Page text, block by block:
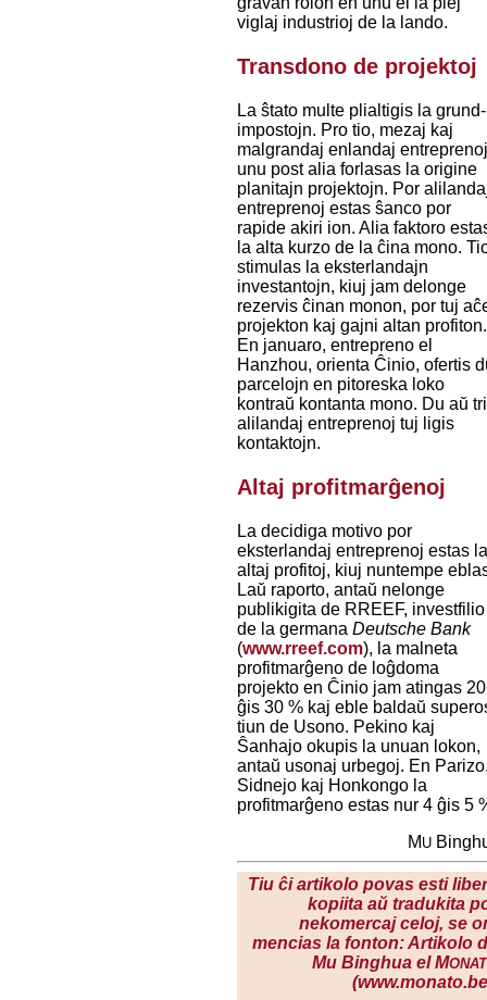
viglaj industrioj de la lando.
Transdono de projektoj
La ŝtato multe plialtigis la grund-
impostojn. Pro tio, mezaj kaj
malgrandaj enlandaj
unu post alia forlasas la origine
planitajn projektojn. Por
entreprenoj estas ŝanco por
rapide akiri ion. Alia faktoro
la alta kurzo de la ĉina mono.
stimulas la eksterlandajn
investantojn, kiuj jam delonge
rezervis ĉinan monon, por tuj
projekton kaj gajni altan profiton.
En januaro, entrepreno el
Hanzhou, orienta Ĉinio, ofertis
parcelojn en pitoreska loko
kontraŭ kontanta mono. Du aŭ tri
alilandaj entreprenoj tuj ligis
kontaktojn.
Altaj profitmarĝenoj
La decidiga motivo por
eksterlandaj entreprenoj estas
altaj profitoj, kiuj nuntempe
Laŭ raporto, antaŭ nelonge
publikigita de RREEF, investfilio
de la germanaDeutsche Bank
(www.rreef.com), la malneta
profitmarĝeno de loĝdoma
projekto en Ĉinio jam atingas 20
ĝis 30 % kaj eble baldaŭ
tiun de Usono. Pekino kaj
Ŝanhajo okupis la unuan lokon,
antaŭ usonaj urbegoj. En
Sidnejo kaj Honkongo la
profitmarĝeno estas nur 4 ĝis 5
M U
Tiu ĉi artikolo povas esti
kopiita aŭ tradukita
nekomercaj celoj, se
mencias la fonton: Artikolo
Mu Binghua el M